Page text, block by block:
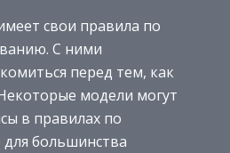
свои правила по
С ними
перед тем, как
модели могут
в правилах по
для большинства